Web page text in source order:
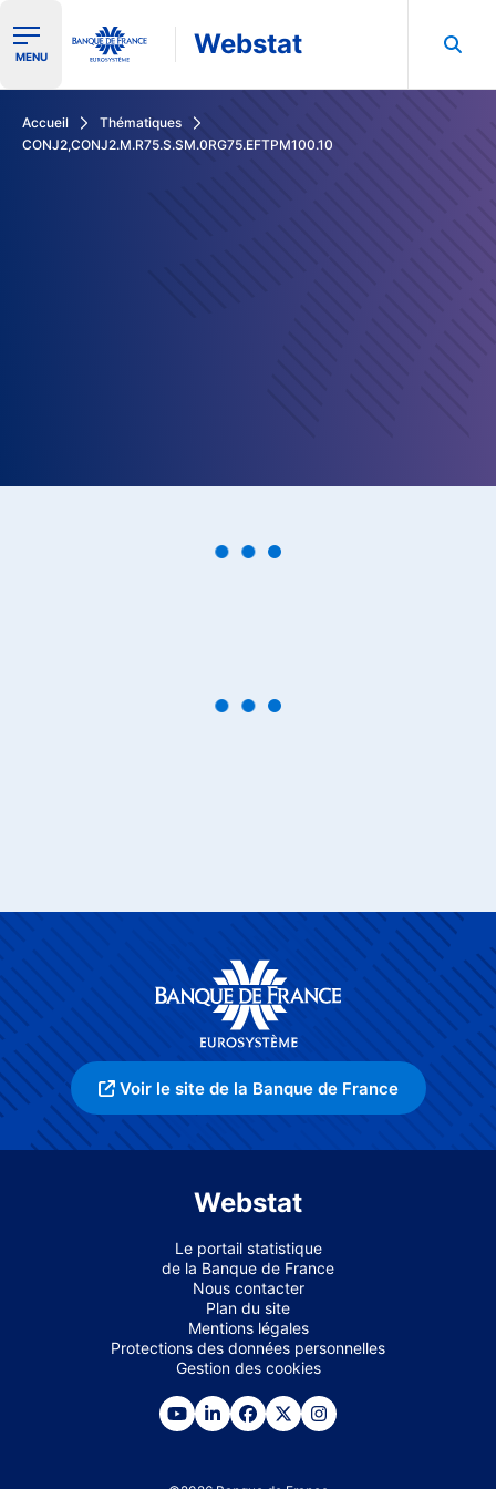
Ouvrir le menu de navigation
MENU Webstat
Accueil
Thématiques
CONJ2,CONJ2.M.R75.S.SM.0RG75.EFTPM100.10
Voir le site de la Banque de France
Webstat
Le portail statistique
de la Banque de France
Nous contacter
Plan du site
Mentions légales
Protections des données personnelles
Gestion des cookies